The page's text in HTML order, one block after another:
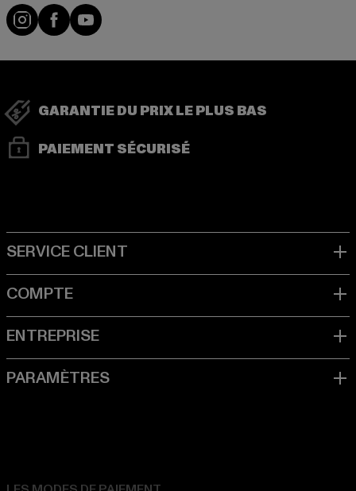
Visit our Instagram page:
Visit our Facebook page:
Visit our YouTube channel:
GARANTIE DU PRIX LE PLUS BAS
PAIEMENT SÉCURISÉ